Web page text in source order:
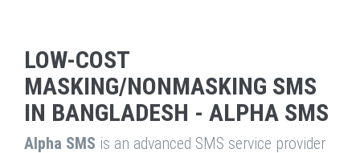
LOW-COST
MASKING/NONMASKING SMS
IN BANGLADESH - ALPHA SMS
Alpha SMS is an advanced SMS service provider